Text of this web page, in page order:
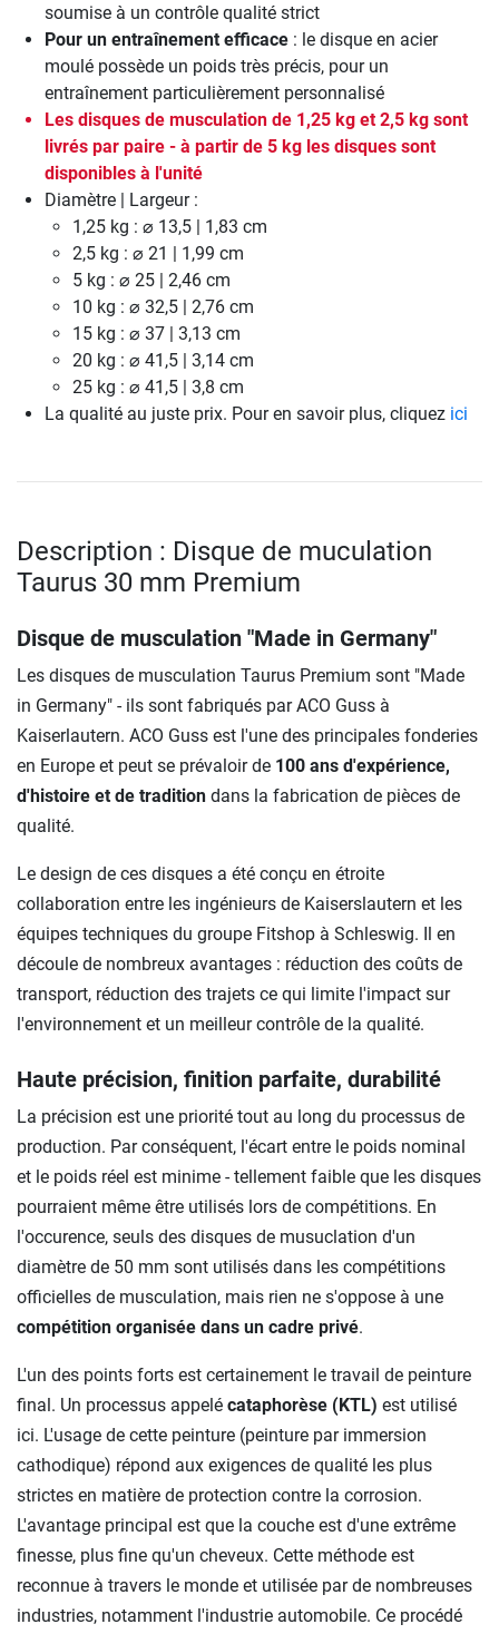
soumise à un contrôle qualité strict
Pour un entraînement efficace : le disque en acier
moulé possède un poids très précis, pour un
entraînement particulièrement personnalisé
Les disques de musculation de 1,25 kg et 2,5 kg sont
livrés par paire - à partir de 5 kg les disques sont
disponibles à l'unité
Diamètre | Largeur :
1,25 kg : ⌀ 13,5 | 1,83 cm
2,5 kg : ⌀ 21 | 1,99 cm
5 kg : ⌀ 25 | 2,46 cm
10 kg : ⌀ 32,5 | 2,76 cm
15 kg : ⌀ 37 | 3,13 cm
20 kg : ⌀ 41,5 | 3,14 cm
25 kg : ⌀ 41,5 | 3,8 cm
La qualité au juste prix. Pour en savoir plus, cliquez ici
Description : Disque de muculation
Taurus 30 mm Premium
Disque de musculation "Made in Germany"
Les disques de musculation Taurus Premium sont "Made
in Germany" - ils sont fabriqués par ACO Guss à
Kaiserlautern. ACO Guss est l'une des principales fonderies
en Europe et peut se prévaloir de 100 ans d'expérience,
d'histoire et de tradition dans la fabrication de pièces de
qualité.
Le design de ces disques a été conçu en étroite
collaboration entre les ingénieurs de Kaiserslautern et les
équipes techniques du groupe Fitshop à Schleswig. Il en
découle de nombreux avantages : réduction des coûts de
transport, réduction des trajets ce qui limite l'impact sur
l'environnement et un meilleur contrôle de la qualité.
Haute précision, finition parfaite, durabilité
La précision est une priorité tout au long du processus de
production. Par conséquent, l'écart entre le poids nominal
et le poids réel est minime - tellement faible que les disques
pourraient même être utilisés lors de compétitions. En
l'occurence, seuls des disques de musuclation d'un
diamètre de 50 mm sont utilisés dans les compétitions
officielles de musculation, mais rien ne s'oppose à une
compétition organisée dans un cadre privé.
L'un des points forts est certainement le travail de peinture
final. Un processus appelé cataphorèse (KTL) est utilisé
ici. L'usage de cette peinture (peinture par immersion
cathodique) répond aux exigences de qualité les plus
strictes en matière de protection contre la corrosion.
L'avantage principal est que la couche est d'une extrême
finesse, plus fine qu'un cheveux. Cette méthode est
reconnue à travers le monde et utilisée par de nombreuses
industries, notamment l'industrie automobile. Ce procédé